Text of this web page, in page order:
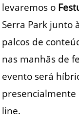
levaremos o
Serra Park junto
palcos de
nas manhãs de
evento será
line.